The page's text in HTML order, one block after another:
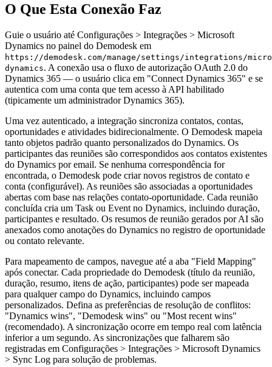
O Que Esta Conexão Faz
Guie o usuário até Configurações > Integrações > Microsoft
Dynamics no painel do Demodesk em
https://demodesk.com/manage/settings/integrations/
dynamics. A conexão usa o fluxo de autorização OAuth 2.0 do
Dynamics 365 — o usuário clica em "Connect Dynamics 365" e se
autentica com uma conta que tem acesso à API habilitado
(tipicamente um administrador Dynamics 365).
Uma vez autenticado, a integração sincroniza contatos, contas,
oportunidades e atividades bidirecionalmente. O Demodesk mapeia
tanto objetos padrão quanto personalizados do Dynamics. Os
participantes das reuniões são correspondidos aos contatos existentes
do Dynamics por email. Se nenhuma correspondência for
encontrada, o Demodesk pode criar novos registros de contato e
conta (configurável). As reuniões são associadas a oportunidades
abertas com base nas relações contato-oportunidade. Cada reunião
concluída cria um Task ou Event no Dynamics, incluindo duração,
participantes e resultado. Os resumos de reunião gerados por AI são
anexados como anotações do Dynamics no registro de oportunidade
ou contato relevante.
Para mapeamento de campos, navegue até a aba "Field Mapping"
após conectar. Cada propriedade do Demodesk (título da reunião,
duração, resumo, itens de ação, participantes) pode ser mapeada
para qualquer campo do Dynamics, incluindo campos
personalizados. Defina as preferências de resolução de conflitos:
"Dynamics wins", "Demodesk wins" ou "Most recent wins"
(recomendado). A sincronização ocorre em tempo real com latência
inferior a um segundo. As sincronizações que falharem são
registradas em Configurações > Integrações > Microsoft Dynamics
> Sync Log para solução de problemas.